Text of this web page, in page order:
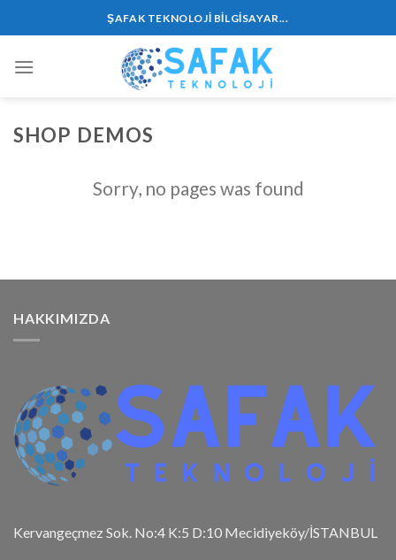
to
ŞAFAK TEKNOLOJİ BILGISAYAR...
SHOP DEMOS
Sorry, no pages was found
HAKKIMIZDA
Kervangeçmez Sok. No:4 K:5 D:10 Mecidiyeköy/İSTANBUL